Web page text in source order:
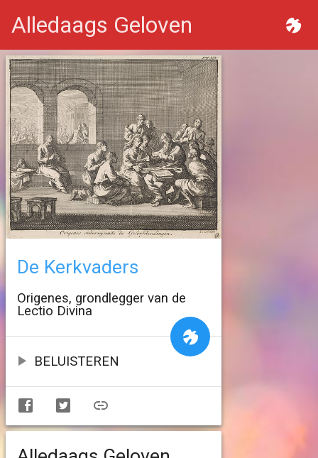
Alledaags Geloven
De Kerkvaders
Origenes, grondlegger van de
Lectio Divina
BELUISTEREN